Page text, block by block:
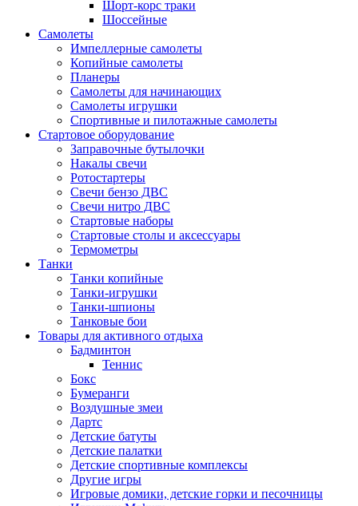
Шорт-корс траки
Шоссейные
Самолеты
Импеллерные самолеты
Копийные самолеты
Планеры
Самолеты для начинающих
Самолеты игрушки
Спортивные и пилотажные самолеты
Стартовое оборудование
Заправочные бутылочки
Накалы свечи
Ротостартеры
Свечи бензо ДВС
Свечи нитро ДВС
Стартовые наборы
Стартовые столы и аксессуары
Термометры
Танки
Танки копийные
Танки-игрушки
Танки-шпионы
Танковые бои
Товары для активного отдыха
Бадминтон
Теннис
Бокс
Бумеранги
Воздушные змеи
Дартс
Детские батуты
Детские палатки
Детские спортивные комплексы
Другие игры
Игровые домики, детские горки и песочницы